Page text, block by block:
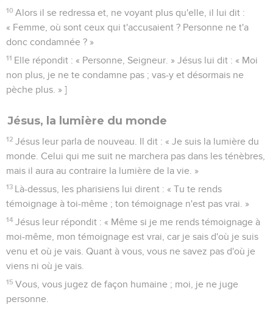
10 Alors il se redressa et, ne voyant plus qu'elle, il lui dit :
« Femme, où sont ceux qui t'accusaient ? Personne ne t'a
donc condamnée ? »
11 Elle répondit : « Personne, Seigneur. » Jésus lui dit : « Moi
non plus, je ne te condamne pas ; vas-y et désormais ne
pèche plus. » ]
Jésus, la lumière du monde
12 Jésus leur parla de nouveau. Il dit : « Je suis la lumière du
monde. Celui qui me suit ne marchera pas dans les ténèbres,
mais il aura au contraire la lumière de la vie. »
13 Là-dessus, les pharisiens lui dirent : « Tu te rends
témoignage à toi-même ; ton témoignage n'est pas vrai. »
14 Jésus leur répondit : « Même si je me rends témoignage à
moi-même, mon témoignage est vrai, car je sais d'où je suis
venu et où je vais. Quant à vous, vous ne savez pas d'où je
viens ni où je vais.
15 Vous, vous jugez de façon humaine ; moi, je ne juge
personne.